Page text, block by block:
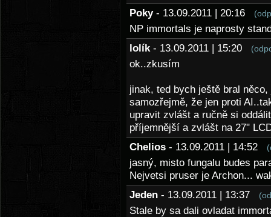
Poky - 13.09.2011 | 20:16
NP immortals je naprosty
lolík - 13.09.2011 | 15:20
ok..zkusím
jinak, ted bych ještě bral
samozřejmě, že jen proti
upravit zvlášt a ručně si
příjemnější a zvlášt na 27"
Chelios - 13.09.2011 | 14:52
jasný, misto fungalu budes
Nejvetsi pruser je Archon...
Jeden - 13.09.2011 | 13:37
Stale by sa dali ovladat